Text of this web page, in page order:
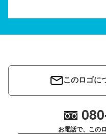
このロゴに
お電話で、この